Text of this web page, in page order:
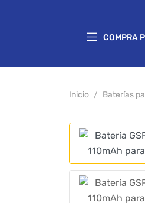
COMPRA
Inicio Baterías